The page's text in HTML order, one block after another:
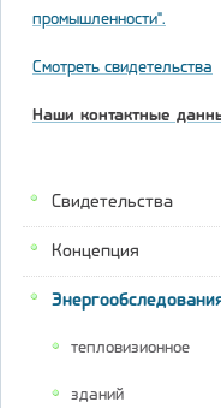
Свидетельства
Концепция
тепловизионное
зданий
промышленности".
Смотреть свидетельства
Наши контактные